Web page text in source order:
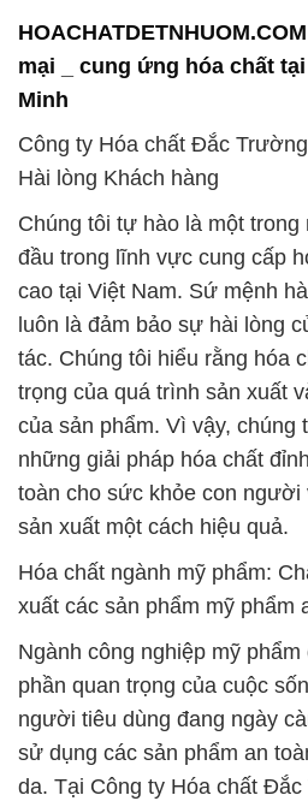
mại _ cung ứng hóa chất
Minh
Công ty Hóa chất Đắc
Hài lòng Khách hàng
Chúng tôi tự hào là một
đầu trong lĩnh vực cung cấp
cao tại Việt Nam. Sứ mệnh
luôn là đảm bảo sự hài lòng
tác. Chúng tôi hiểu rằng hóa
trọng của quá trình sản xuất
của sản phẩm. Vì vậy, chúng
những giải pháp hóa chất
toàn cho sức khỏe con người
sản xuất một cách hiệu quả.
Hóa chất ngành mỹ phẩm:
xuất các sản phẩm mỹ phẩm
Ngành công nghiệp mỹ
phần quan trọng của cuộc
người tiêu dùng đang ngày
sử dụng các sản phẩm an
da. Tại Công ty Hóa chất